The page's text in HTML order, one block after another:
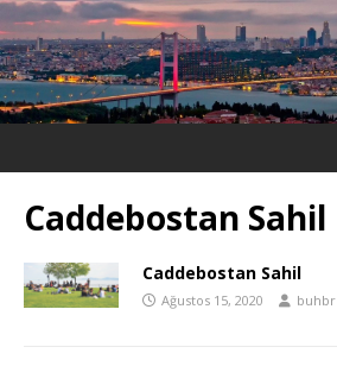
Caddebostan Sahil
Caddebostan Sahil
Ağustos 15, 2020 buhbr